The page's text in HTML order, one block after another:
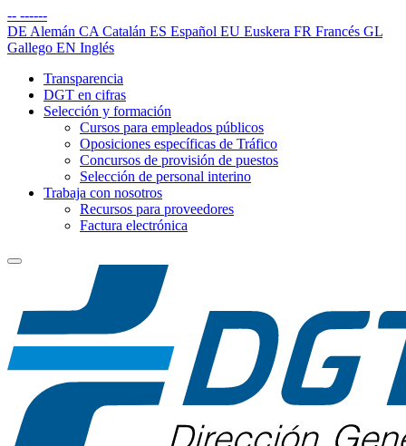
-- ------
DE Alemán CA Catalán ES Español EU Euskera FR Francés GL
Gallego EN Inglés
Transparencia
DGT en cifras
Selección y formación
Cursos para empleados públicos
Oposiciones específicas de Tráfico
Concursos de provisión de puestos
Selección de personal interino
Trabaja con nosotros
Recursos para proveedores
Factura electrónica